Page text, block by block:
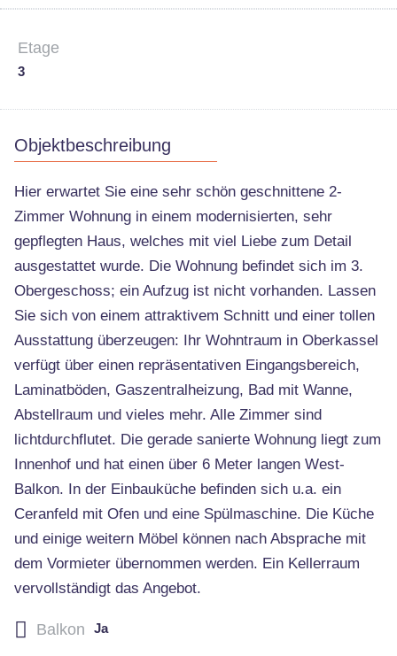
Etage
3
Objektbeschreibung
Hier erwartet Sie eine sehr schön geschnittene 2-
Zimmer Wohnung in einem modernisierten, sehr
gepflegten Haus, welches mit viel Liebe zum Detail
ausgestattet wurde. Die Wohnung befindet sich im 3.
Obergeschoss; ein Aufzug ist nicht vorhanden. Lassen
Sie sich von einem attraktivem Schnitt und einer tollen
Ausstattung überzeugen: Ihr Wohntraum in Oberkassel
verfügt über einen repräsentativen Eingangsbereich,
Laminatböden, Gaszentralheizung, Bad mit Wanne,
Abstellraum und vieles mehr. Alle Zimmer sind
lichtdurchflutet. Die gerade sanierte Wohnung liegt zum
Innenhof und hat einen über 6 Meter langen West-
Balkon. In der Einbauküche befinden sich u.a. ein
Ceranfeld mit Ofen und eine Spülmaschine. Die Küche
und einige weitern Möbel können nach Absprache mit
dem Vormieter übernommen werden. Ein Kellerraum
vervollständigt das Angebot.
Balkon Ja